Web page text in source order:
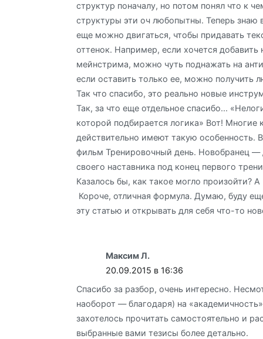
структур поначалу, но потом понял что к
структуры эти оч любопытны. Теперь знаю
еще можно двигаться, чтобы придавать
оттенок. Например, если хочется добавить
мейнстрима, можно чуть поднажать на
если оставить только ее, можно получить
Так что спасибо, это реально новые
Так, за что еще отдельное спасибо...
которой подбирается логика» Вот!
действительно имеют такую особенность.
фильм Тренировочный день. Новобранец —
своего наставника под конец первого
Казалось бы, как такое могло произойти? А
Короче, отличная формула. Думаю, буду
эту статью и открывать для себя что-
Максим Л.
20.09.2015 в 16:36
Спасибо за разбор, очень интересно.
наоборот — благодаря) на
захотелось прочитать самостоятельно и
выбранные вами тезисы более детально.